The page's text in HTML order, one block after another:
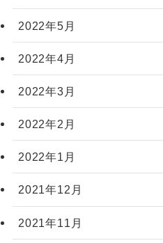
2022年5月
2022年4月
2022年3月
2022年2月
2022年1月
2021年12月
2021年11月